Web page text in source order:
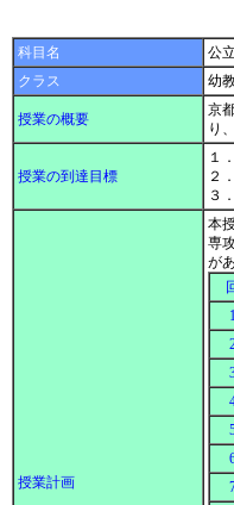
科目名
公
クラス
幼
授業の概要
京
り
授業の到達目標
１
２
３
授業計画
本
専
が